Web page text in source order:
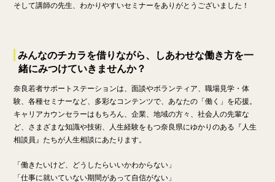
そして講師の先生、わかりやすいセミナーをありがとうございました！
みんなのチカラを借りながら、しあわせな働き方を一
緒にみつけていきませんか？
奈良若者サポートステーションは、面談やボランティア、職場見学・体
験、各種セミナーなど、多彩なコンテンツで、あなたの「働く」を応援。
キャリアカウンセラーはもちろん、企業、地域の方々、社会人の先輩な
ど、さまざまな知識や技術、人生経験をもつ奈良県にゆかりのある『人生
相談員』たちが人生相談にあたります。
「働きたいけど、どうしたらいいかわからない」
「仕事に就いていない期間があって自信がない」